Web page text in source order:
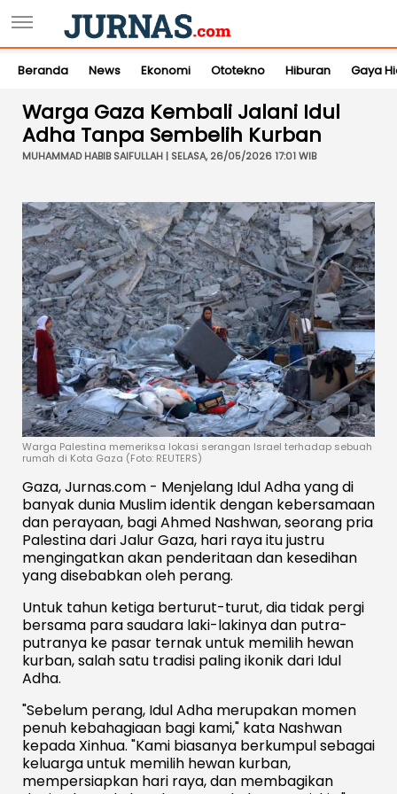
Beranda News Ekonomi Ototekno Hiburan Gaya
Warga Gaza Kembali Jalani Idul
Adha Tanpa Sembelih Kurban
MUHAMMAD HABIB SAIFULLAH | SELASA, 26/05/2026 17:01 WIB
Warga Palestina memeriksa lokasi serangan Israel terhadap sebuah
rumah di Kota Gaza (Foto: REUTERS)
Gaza, Jurnas.com - Menjelang Idul Adha yang di
banyak dunia Muslim identik dengan kebersamaan
dan perayaan, bagi Ahmed Nashwan, seorang pria
Palestina dari Jalur Gaza, hari raya itu justru
mengingatkan akan penderitaan dan kesedihan
yang disebabkan oleh perang.
Untuk tahun ketiga berturut-turut, dia tidak pergi
bersama para saudara laki-lakinya dan putra-
putranya ke pasar ternak untuk memilih hewan
kurban, salah satu tradisi paling ikonik dari Idul
Adha.
"Sebelum perang, Idul Adha merupakan momen
penuh kebahagiaan bagi kami," kata Nashwan
kepada Xinhua. "Kami biasanya berkumpul sebagai
keluarga untuk memilih hewan kurban,
mempersiapkan hari raya, dan membagikan